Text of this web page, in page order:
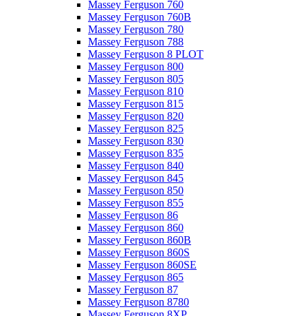
Massey Ferguson 760
Massey Ferguson 760B
Massey Ferguson 780
Massey Ferguson 788
Massey Ferguson 8 PLOT
Massey Ferguson 800
Massey Ferguson 805
Massey Ferguson 810
Massey Ferguson 815
Massey Ferguson 820
Massey Ferguson 825
Massey Ferguson 830
Massey Ferguson 835
Massey Ferguson 840
Massey Ferguson 845
Massey Ferguson 850
Massey Ferguson 855
Massey Ferguson 86
Massey Ferguson 860
Massey Ferguson 860B
Massey Ferguson 860S
Massey Ferguson 860SE
Massey Ferguson 865
Massey Ferguson 87
Massey Ferguson 8780